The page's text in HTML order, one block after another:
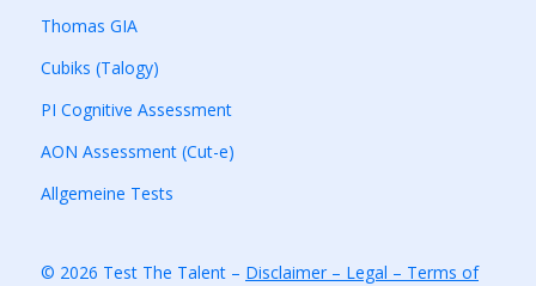
Thomas GIA
Cubiks (Talogy)
PI Cognitive Assessment
AON Assessment (Cut-e)
Allgemeine Tests
© 2026 Test The Talent – Disclaimer – Legal – Terms of